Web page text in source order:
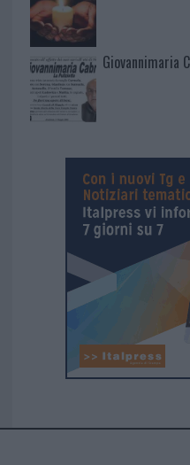
Giovannimaria